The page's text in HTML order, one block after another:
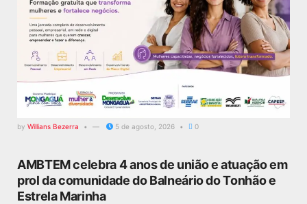
by Willians Bezerra 5 de agosto, 2026 0
AMBTEM celebra 4 anos de união e atuação em
prol da comunidade do Balneário do Tonhão e
Estrela Marinha